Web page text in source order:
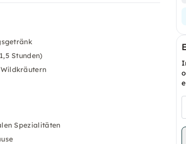
Stunden)
Spezialitäten